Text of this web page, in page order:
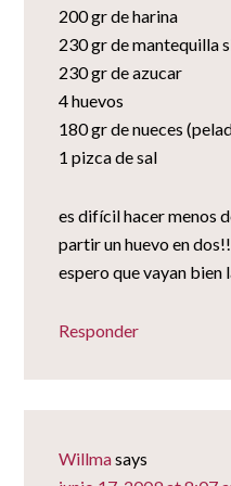
200 gr de harina
230 gr de mantequilla
230 gr de azucar
4 huevos
180 gr de nueces
1 pizca de sal
es difícil hacer menos
partir un huevo en dos!!
espero que vayan bien
Responder
Willmasays